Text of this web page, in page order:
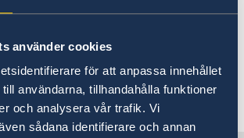
använder cookies
för att anpassa innehållet
användarna, tillhandahålla funktioner
och analysera vår trafik. Vi
sådana identifierare och annan
finnshär.
03 juni 2022, 11.22